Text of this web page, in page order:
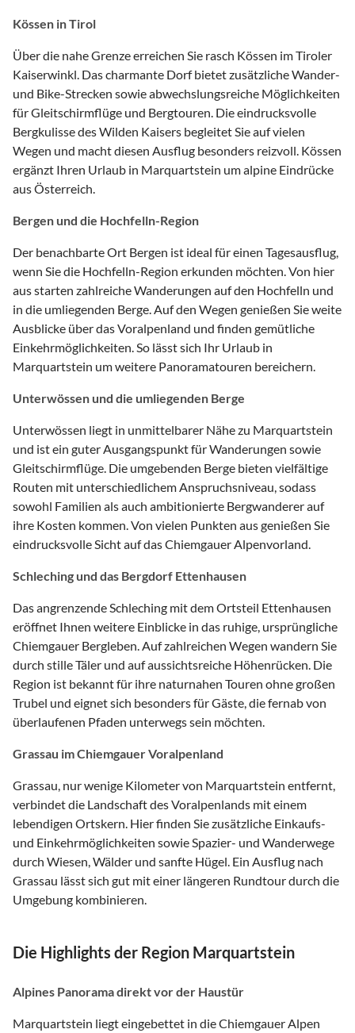
Kössen in Tirol
Über die nahe Grenze erreichen Sie rasch Kössen im Tiroler
Kaiserwinkl. Das charmante Dorf bietet zusätzliche Wander-
und Bike-Strecken sowie abwechslungsreiche Möglichkeiten
für Gleitschirmflüge und Bergtouren. Die eindrucksvolle
Bergkulisse des Wilden Kaisers begleitet Sie auf vielen
Wegen und macht diesen Ausflug besonders reizvoll. Kössen
ergänzt Ihren Urlaub in Marquartstein um alpine Eindrücke
aus Österreich.
Bergen und die Hochfelln-Region
Der benachbarte Ort Bergen ist ideal für einen Tagesausflug,
wenn Sie die Hochfelln-Region erkunden möchten. Von hier
aus starten zahlreiche Wanderungen auf den Hochfelln und
in die umliegenden Berge. Auf den Wegen genießen Sie weite
Ausblicke über das Voralpenland und finden gemütliche
Einkehrmöglichkeiten. So lässt sich Ihr Urlaub in
Marquartstein um weitere Panoramatouren bereichern.
Unterwössen und die umliegenden Berge
Unterwössen liegt in unmittelbarer Nähe zu Marquartstein
und ist ein guter Ausgangspunkt für Wanderungen sowie
Gleitschirmflüge. Die umgebenden Berge bieten vielfältige
Routen mit unterschiedlichem Anspruchsniveau, sodass
sowohl Familien als auch ambitionierte Bergwanderer auf
ihre Kosten kommen. Von vielen Punkten aus genießen Sie
eindrucksvolle Sicht auf das Chiemgauer Alpenvorland.
Schleching und das Bergdorf Ettenhausen
Das angrenzende Schleching mit dem Ortsteil Ettenhausen
eröffnet Ihnen weitere Einblicke in das ruhige, ursprüngliche
Chiemgauer Bergleben. Auf zahlreichen Wegen wandern Sie
durch stille Täler und auf aussichtsreiche Höhenrücken. Die
Region ist bekannt für ihre naturnahen Touren ohne großen
Trubel und eignet sich besonders für Gäste, die fernab von
überlaufenen Pfaden unterwegs sein möchten.
Grassau im Chiemgauer Voralpenland
Grassau, nur wenige Kilometer von Marquartstein entfernt,
verbindet die Landschaft des Voralpenlands mit einem
lebendigen Ortskern. Hier finden Sie zusätzliche Einkaufs-
und Einkehrmöglichkeiten sowie Spazier- und Wanderwege
durch Wiesen, Wälder und sanfte Hügel. Ein Ausflug nach
Grassau lässt sich gut mit einer längeren Rundtour durch die
Umgebung kombinieren.
Die Highlights der Region Marquartstein
Alpines Panorama direkt vor der Haustür
Marquartstein liegt eingebettet in die Chiemgauer Alpen